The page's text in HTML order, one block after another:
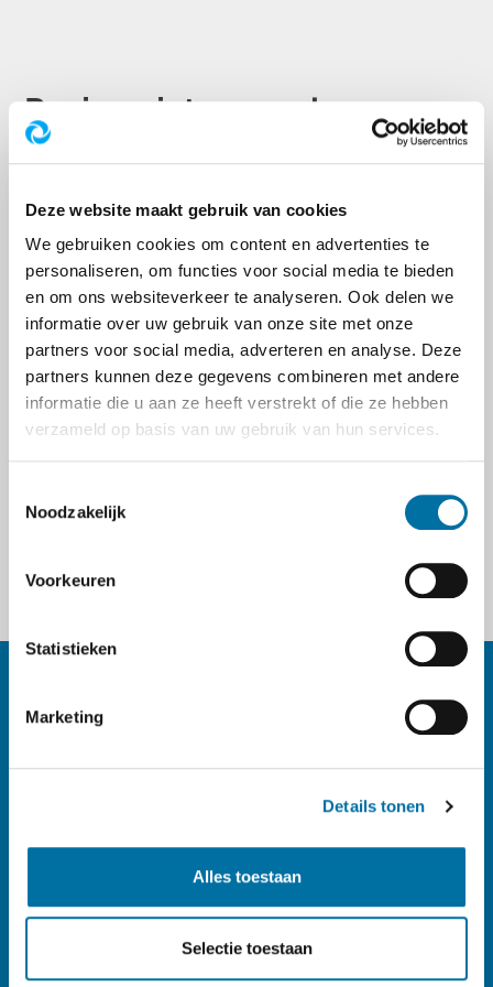
Deze website maakt gebruik van cookies
We gebruiken cookies om content en advertenties te
personaliseren, om functies voor social media te bieden
en om ons websiteverkeer te analyseren. Ook delen we
informatie over uw gebruik van onze site met onze
partners voor social media, adverteren en analyse. Deze
partners kunnen deze gegevens combineren met andere
informatie die u aan ze heeft verstrekt of die ze hebben
verzameld op basis van uw gebruik van hun services.
Noodzakelijk
Voorkeuren
Statistieken
Marketing
Details tonen
Alles toestaan
Selectie toestaan
Pagina niet gevonden
De pagina die u zoekt bestaat niet (meer) of is
Hulp nodig?
We zijn van dinsdag tot en met zondag
bereikbaar tussen 10:00 en 16:30 uur.
Klik voor de contactmogelijkheden op de
onderstaande link.
Logo AWD, Amsterdamse